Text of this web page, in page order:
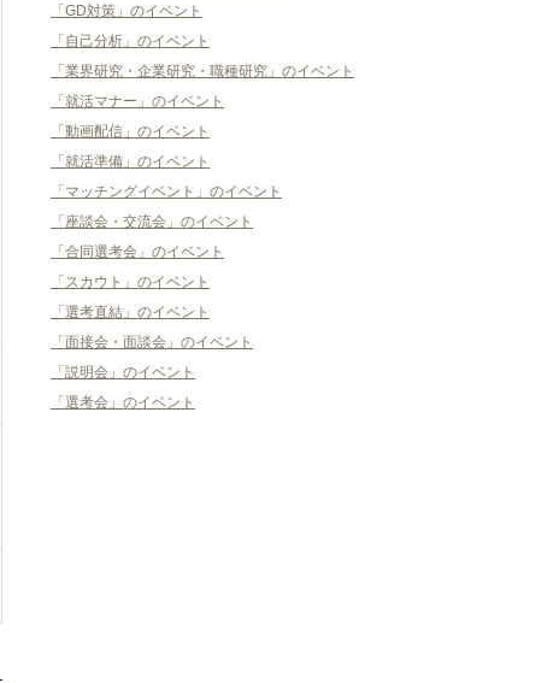
「GD対策」のイベント
「自己分析」のイベント
「業界研究・企業研究・職種研究」のイベント
「就活マナー」のイベント
「動画配信」のイベント
「就活準備」のイベント
「マッチングイベント」のイベント
「座談会・交流会」のイベント
「合同選考会」のイベント
「スカウト」のイベント
「選考直結」のイベント
「面接会・面談会」のイベント
「説明会」のイベント
「選考会」のイベント